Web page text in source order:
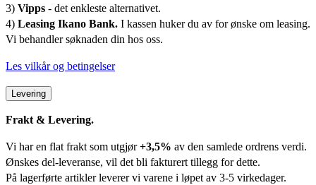
3) Vipps - det enkleste alternativet.
4) Leasing Ikano Bank. I kassen huker du av for ønske om leasing.
Vi behandler søknaden din hos oss.
Les vilkår og betingelser
Levering
Frakt & Levering.
Vi har en flat frakt som utgjør+3,5% av den samlede ordrens verdi.
Ønskes del-leveranse, vil det bli fakturert tillegg for dette.
På lagerførte artikler leverer vi varene i løpet av 3-5 virkedager.